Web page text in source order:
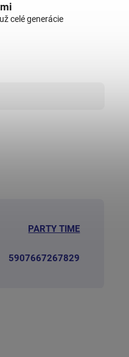
celé generácie
PARTY TIME
5907667267829